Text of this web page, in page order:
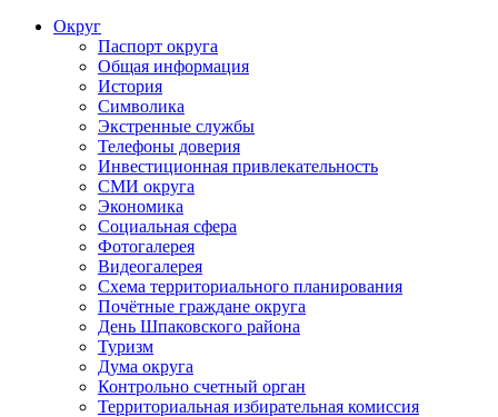
Округ
Паспорт округа
Общая информация
История
Символика
Экстренные службы
Телефоны доверия
Инвестиционная привлекательность
СМИ округа
Экономика
Социальная сфера
Фотогалерея
Видеогалерея
Схема территориального планирования
Почётные граждане округа
День Шпаковского района
Туризм
Дума округа
Контрольно счетный орган
Территориальная избирательная комиссия